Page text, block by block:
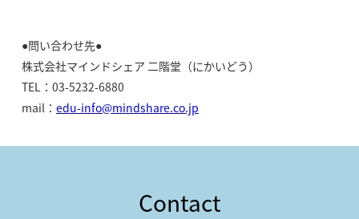
●問い合わせ先●
株式会社マインドシェア 二階堂（にかいどう）
TEL：03-5232-6880
mail： edu-info@mindshare.co.jp
Contact